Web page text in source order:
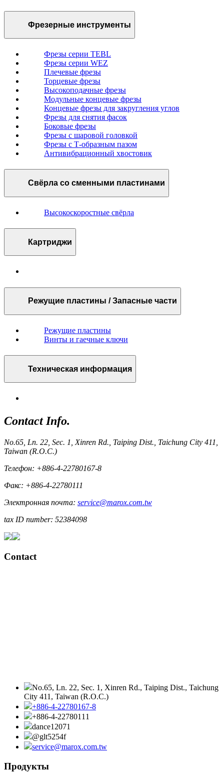
Фрезерные инструменты
Фрезы серии TEBL
Фрезы серии WEZ
Плечевые фрезы
Торцевые фрезы
Высокоподачные фрезы
Модульные концевые фрезы
Концевые фрезы для закругления углов
Фрезы для снятия фасок
Боковые фрезы
Фрезы с шаровой головкой
Фрезы с Т-образным пазом
Антивибрационный хвостовик
Свёрла со сменными пластинами
Высокоскоростные свёрла
Картриджи
Режущие пластины / Запасные части
Режущие пластины
Винты и гаечные ключи
Техническая информация
Contact Info.
No.65, Ln. 22, Sec. 1, Xinren Rd., Taiping Dist., Taichung City 411,
Taiwan (R.O.C.)
Телефон: +886-4-22780167-8
Факс: +886-4-22780111
Электронная почта: service@marox.com.tw
tax ID number: 52384098
Contact
No.65, Ln. 22, Sec. 1, Xinren Rd., Taiping Dist., Taichung
City 411, Taiwan (R.O.C.)
+886-4-22780167-8
+886-4-22780111
dance12071
@glt5254f
service@marox.com.tw
Продукты